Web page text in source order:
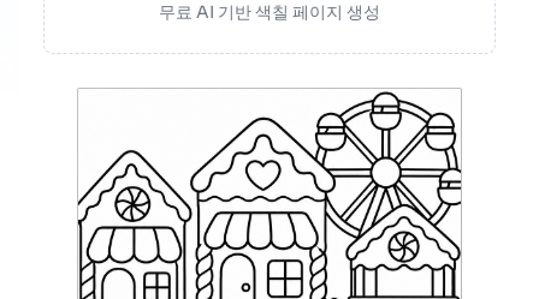
무료 AI 기반 색칠 페이지 생성